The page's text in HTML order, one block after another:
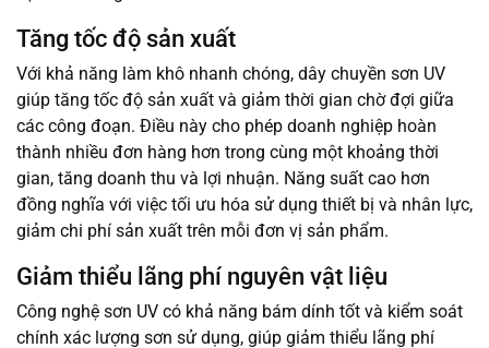
Tăng tốc độ sản xuất
Với khả năng làm khô nhanh chóng, dây chuyền sơn UV
giúp tăng tốc độ sản xuất và giảm thời gian chờ đợi giữa
các công đoạn. Điều này cho phép doanh nghiệp hoàn
thành nhiều đơn hàng hơn trong cùng một khoảng thời
gian, tăng doanh thu và lợi nhuận. Năng suất cao hơn
đồng nghĩa với việc tối ưu hóa sử dụng thiết bị và nhân lực,
giảm chi phí sản xuất trên mỗi đơn vị sản phẩm.
Giảm thiểu lãng phí nguyên vật liệu
Công nghệ sơn UV có khả năng bám dính tốt và kiểm soát
chính xác lượng sơn sử dụng, giúp giảm thiểu lãng phí